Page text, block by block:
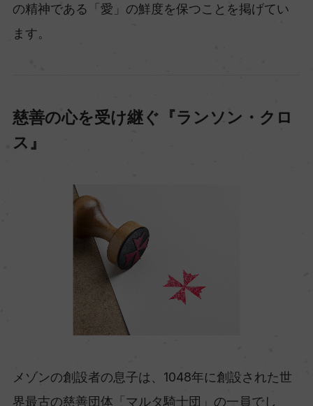
の精神である「愛」の鮮度を保つことを掲げてい
ます。
慈善の心を受け継ぐ『ランソン・クロ
ス』
メゾンの創設者の息子は、1048年に創設された世
界最古の慈善団体「マルタ騎士団」の一員でし